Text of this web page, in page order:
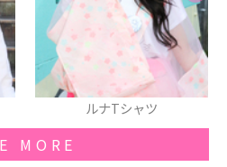
ルナTシャツ
MORE